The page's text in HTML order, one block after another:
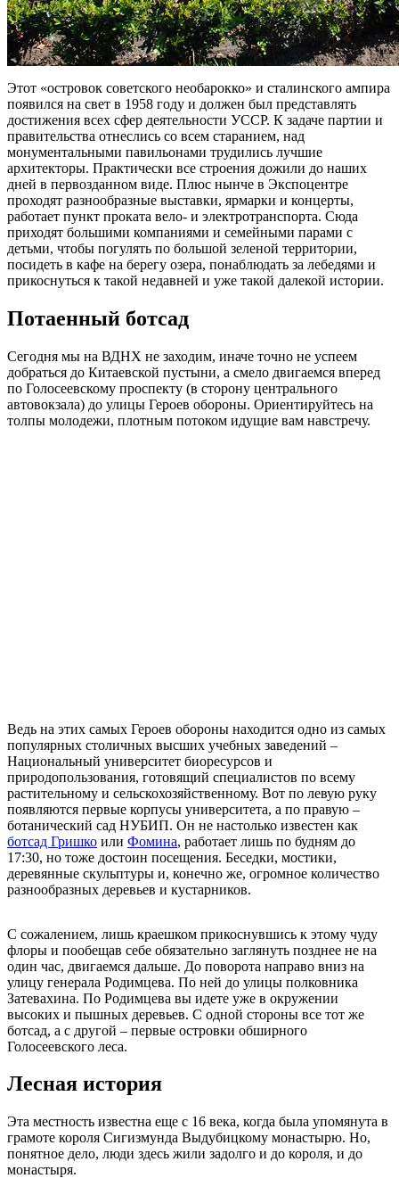
Этот «островок советского необарокко» и сталинского ампира
появился на свет в 1958 году и должен был представлять
достижения всех сфер деятельности УССР. К задаче партии и
правительства отнеслись со всем старанием, над
монументальными павильонами трудились лучшие
архитекторы. Практически все строения дожили до наших
дней в первозданном виде. Плюс нынче в Экспоцентре
проходят разнообразные выставки, ярмарки и концерты,
работает пункт проката вело- и электротранспорта. Сюда
приходят большими компаниями и семейными парами с
детьми, чтобы погулять по большой зеленой территории,
посидеть в кафе на берегу озера, понаблюдать за лебедями и
прикоснуться к такой недавней и уже такой далекой истории.
Потаенный ботсад
Сегодня мы на ВДНХ не заходим, иначе точно не успеем
добраться до Китаевской пустыни, а смело двигаемся вперед
по Голосеевскому проспекту (в сторону центрального
автовокзала) до улицы Героев обороны. Ориентируйтесь на
толпы молодежи, плотным потоком идущие вам навстречу.
Ведь на этих самых Героев обороны находится одно из самых
популярных столичных высших учебных заведений –
Национальный университет биоресурсов и
природопользования, готовящий специалистов по всему
растительному и сельскохозяйственному. Вот по левую руку
появляются первые корпусы университета, а по правую –
ботанический сад НУБИП. Он не настолько известен как
ботсад Гришко или Фомина, работает лишь по будням до
17:30, но тоже достоин посещения. Беседки, мостики,
деревянные скульптуры и, конечно же, огромное количество
разнообразных деревьев и кустарников.
С сожалением, лишь краешком прикоснувшись к этому чуду
флоры и пообещав себе обязательно заглянуть позднее не на
один час, двигаемся дальше. До поворота направо вниз на
улицу генерала Родимцева. По ней до улицы полковника
Затевахина. По Родимцева вы идете уже в окружении
высоких и пышных деревьев. С одной стороны все тот же
ботсад, а с другой – первые островки обширного
Голосеевского леса.
Лесная история
Эта местность известна еще с 16 века, когда была упомянута в
грамоте короля Сигизмунда Выдубицкому монастырю. Но,
понятное дело, люди здесь жили задолго и до короля, и до
монастыря.